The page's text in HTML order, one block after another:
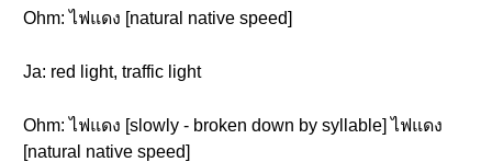
Ohm: ไฟแดง [natural native speed]
Ja: red light, traffic light
Ohm: ไฟแดง [slowly - broken down by syllable] ไฟแดง
[natural native speed]